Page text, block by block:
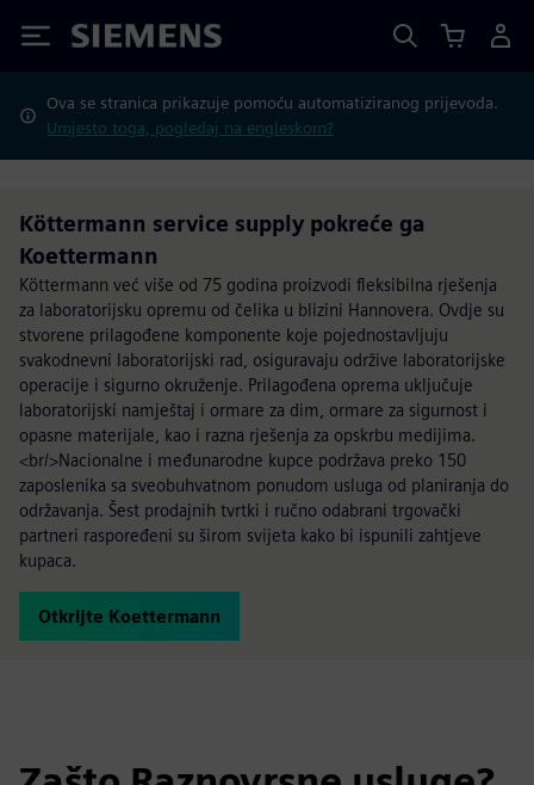
Siemens
Ova se stranica prikazuje pomoću automatiziranog prijevoda.
Umjesto toga, pogledaj na engleskom?
Köttermann service supply pokreće ga
Koettermann
Köttermann već više od 75 godina proizvodi fleksibilna rješenja
za laboratorijsku opremu od čelika u blizini Hannovera. Ovdje su
stvorene prilagođene komponente koje pojednostavljuju
svakodnevni laboratorijski rad, osiguravaju održive laboratorijske
operacije i sigurno okruženje. Prilagođena oprema uključuje
laboratorijski namještaj i ormare za dim, ormare za sigurnost i
opasne materijale, kao i razna rješenja za opskrbu medijima.
<br/>Nacionalne i međunarodne kupce podržava preko 150
zaposlenika sa sveobuhvatnom ponudom usluga od planiranja do
održavanja. Šest prodajnih tvrtki i ručno odabrani trgovački
partneri raspoređeni su širom svijeta kako bi ispunili zahtjeve
kupaca.
Otkrijte Koettermann